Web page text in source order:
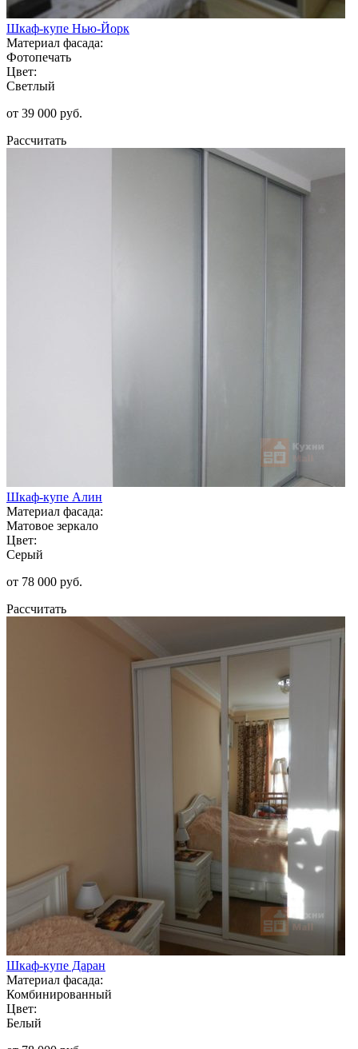
Шкаф-купе Нью-Йорк
Материал фасада:
Фотопечать
Цвет:
Светлый
от 39 000 руб.
Рассчитать
Шкаф-купе Алин
Материал фасада:
Матовое зеркало
Цвет:
Серый
от 78 000 руб.
Рассчитать
Шкаф-купе Даран
Материал фасада:
Комбинированный
Цвет:
Белый